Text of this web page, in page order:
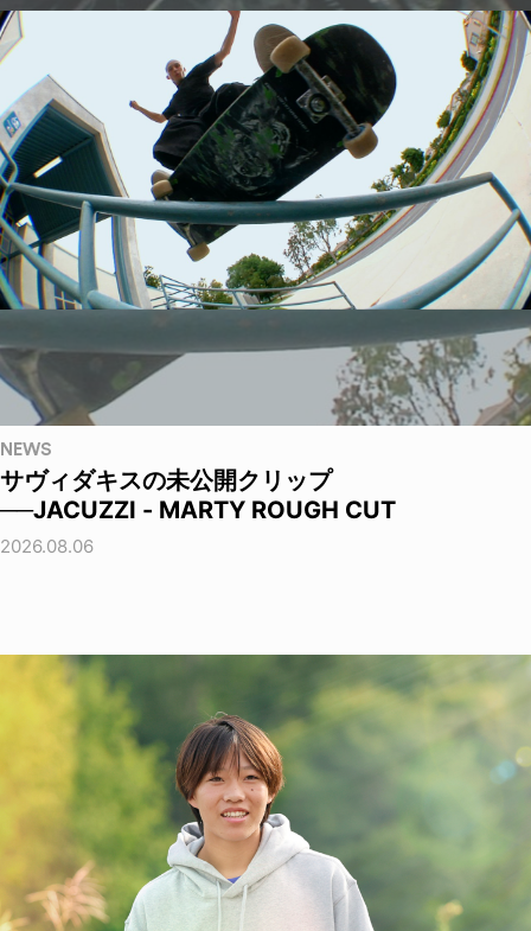
NEWS
サヴィダキスの未公開クリップ
──JACUZZI - MARTY ROUGH CUT
2026.08.06